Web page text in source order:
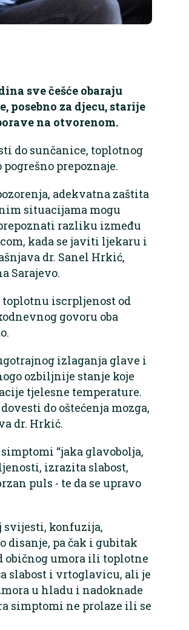
sve češće obaraju
za djecu, starije
na otvorenom.
do sunčanice, toplotnog
prepoznaje.
adekvatna zaštita
situacijama mogu
razliku između
kada se javiti ljekaru i
dr. Sanel Hrkić,
Sarajevo.
iscrpljenost od
govoru oba
izlaganja glave i
ozbiljnije stanje koje
tjelesne temperature.
do oštećenja mozga,
dr. Hrkić.
“jaka glavobolja,
izrazita slabost,
puls - te da se upravo
svijesti, konfuzija,
disanje, pa čak i gubitak
običnog umora ili toplotne
slabost i vrtoglavicu, ali je
u hladu i nadoknade
simptomi ne prolaze ili se